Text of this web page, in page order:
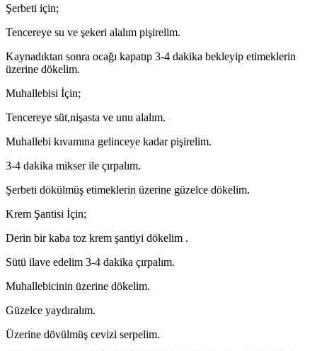
Şerbeti için;
Tencereye su ve şekeri alalım pişirelim.
Kaynadıktan sonra ocağı kapatıp 3-4 dakika bekleyip etimeklerin
üzerine dökelim.
Muhallebisi İçin;
Tencereye süt,nişasta ve unu alalım.
Muhallebi kıvamına gelinceye kadar pişirelim.
3-4 dakika mikser ile çırpalım.
Şerbeti dökülmüş etimeklerin üzerine güzelce dökelim.
Krem Şantisi İçin;
Derin bir kaba toz krem şantiyi dökelim .
Sütü ilave edelim 3-4 dakika çırpalım.
Muhallebicinin üzerine dökelim.
Güzelce yaydıralım.
Üzerine dövülmüş cevizi serpelim.